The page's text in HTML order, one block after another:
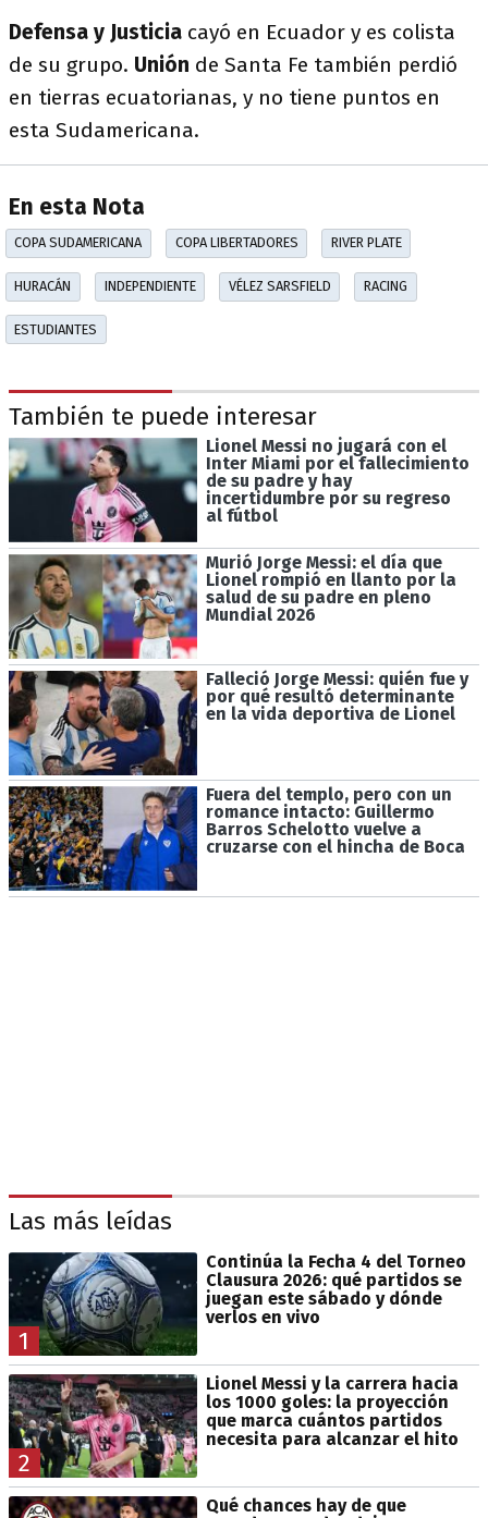
Defensa y Justicia cayó en Ecuador y es colista
de su grupo. Unión de Santa Fe también perdió
en tierras ecuatorianas, y no tiene puntos en
esta Sudamericana.
En esta Nota
COPA SUDAMERICANA COPA LIBERTADORES RIVER PLATE
HURACÁN INDEPENDIENTE VÉLEZ SARSFIELD RACING
ESTUDIANTES
También te puede interesar
Lionel Messi no jugará con el
Inter Miami por el fallecimiento
de su padre y hay
incertidumbre por su regreso
al fútbol
Murió Jorge Messi: el día que
Lionel rompió en llanto por la
salud de su padre en pleno
Mundial 2026
Falleció Jorge Messi: quién fue y
por qué resultó determinante
en la vida deportiva de Lionel
Fuera del templo, pero con un
romance intacto: Guillermo
Barros Schelotto vuelve a
cruzarse con el hincha de Boca
Las más leídas
1
Continúa la Fecha 4 del Torneo
Clausura 2026: qué partidos se
juegan este sábado y dónde
verlos en vivo
2
Lionel Messi y la carrera hacia
los 1000 goles: la proyección
que marca cuántos partidos
necesita para alcanzar el hito
Qué chances hay de que